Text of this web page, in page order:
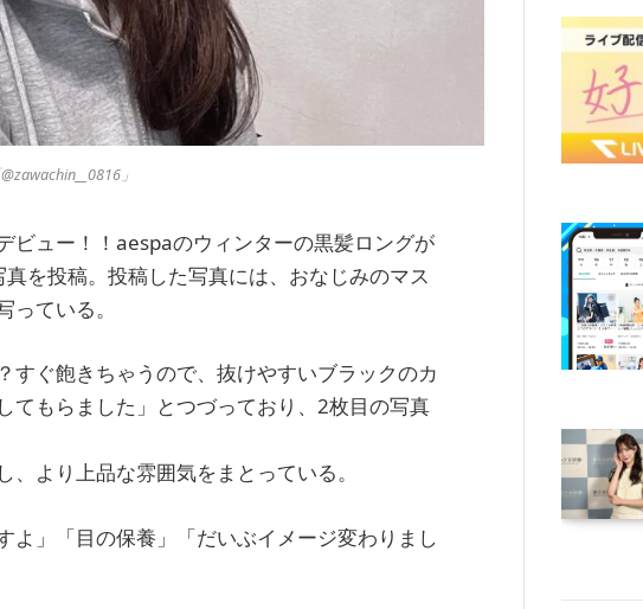
」
ビュー！！aespaのウィンターの黒髪ロングが
を投稿。投稿した写真には、おなじみのマス
ている。
ぐ飽きちゃうので、抜けやすいブラックのカ
てもらました」とつづっており、2枚目の写真
より上品な雰囲気をまとっている。
よ」「目の保養」「だいぶイメージ変わりまし